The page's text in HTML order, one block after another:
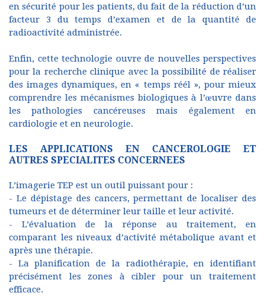
en sécurité pour les patients, du fait de la réduction d’un
facteur 3 du temps d’examen et de la quantité de
radioactivité administrée.
Enfin, cette technologie ouvre de nouvelles perspectives
pour la recherche clinique avec la possibilité de réaliser
des images dynamiques, en « temps réél », pour mieux
comprendre les mécanismes biologiques à l’œuvre dans
les pathologies cancéreuses mais également en
cardiologie et en neurologie.
LES APPLICATIONS EN CANCEROLOGIE ET
AUTRES SPECIALITES CONCERNEES
L’imagerie TEP est un outil puissant pour :
- Le dépistage des cancers, permettant de localiser des
tumeurs et de déterminer leur taille et leur activité.
- L’évaluation de la réponse au traitement, en
comparant les niveaux d’activité métabolique avant et
après une thérapie.
- La planification de la radiothérapie, en identifiant
précisément les zones à cibler pour un traitement
efficace.